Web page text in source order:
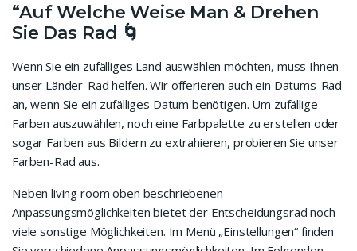
“Auf Welche Weise Man & Drehen
Sie Das Rad 🌀
Wenn Sie ein zufälliges Land auswählen möchten, muss Ihnen
unser Länder-Rad helfen. Wir offerieren auch ein Datums-Rad
an, wenn Sie ein zufälliges Datum benötigen. Um zufällige
Farben auszuwählen, noch eine Farbpalette zu erstellen oder
sogar Farben aus Bildern zu extrahieren, probieren Sie unser
Farben-Rad aus.
Neben living room oben beschriebenen
Anpassungsmöglichkeiten bietet der Entscheidungsrad noch
viele sonstige Möglichkeiten. Im Menü „Einstellungen“ finden